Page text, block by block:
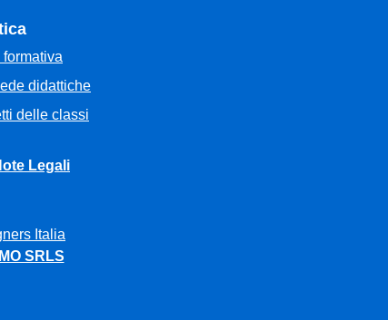
formativa
didattiche
delle classi
Legali
Italia
SRLS